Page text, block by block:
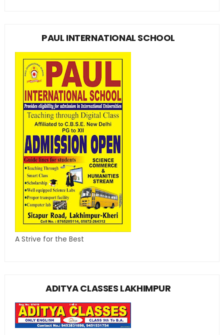
PAUL INTERNATIONAL SCHOOL
A Strive for the Best
ADITYA CLASSES LAKHIMPUR